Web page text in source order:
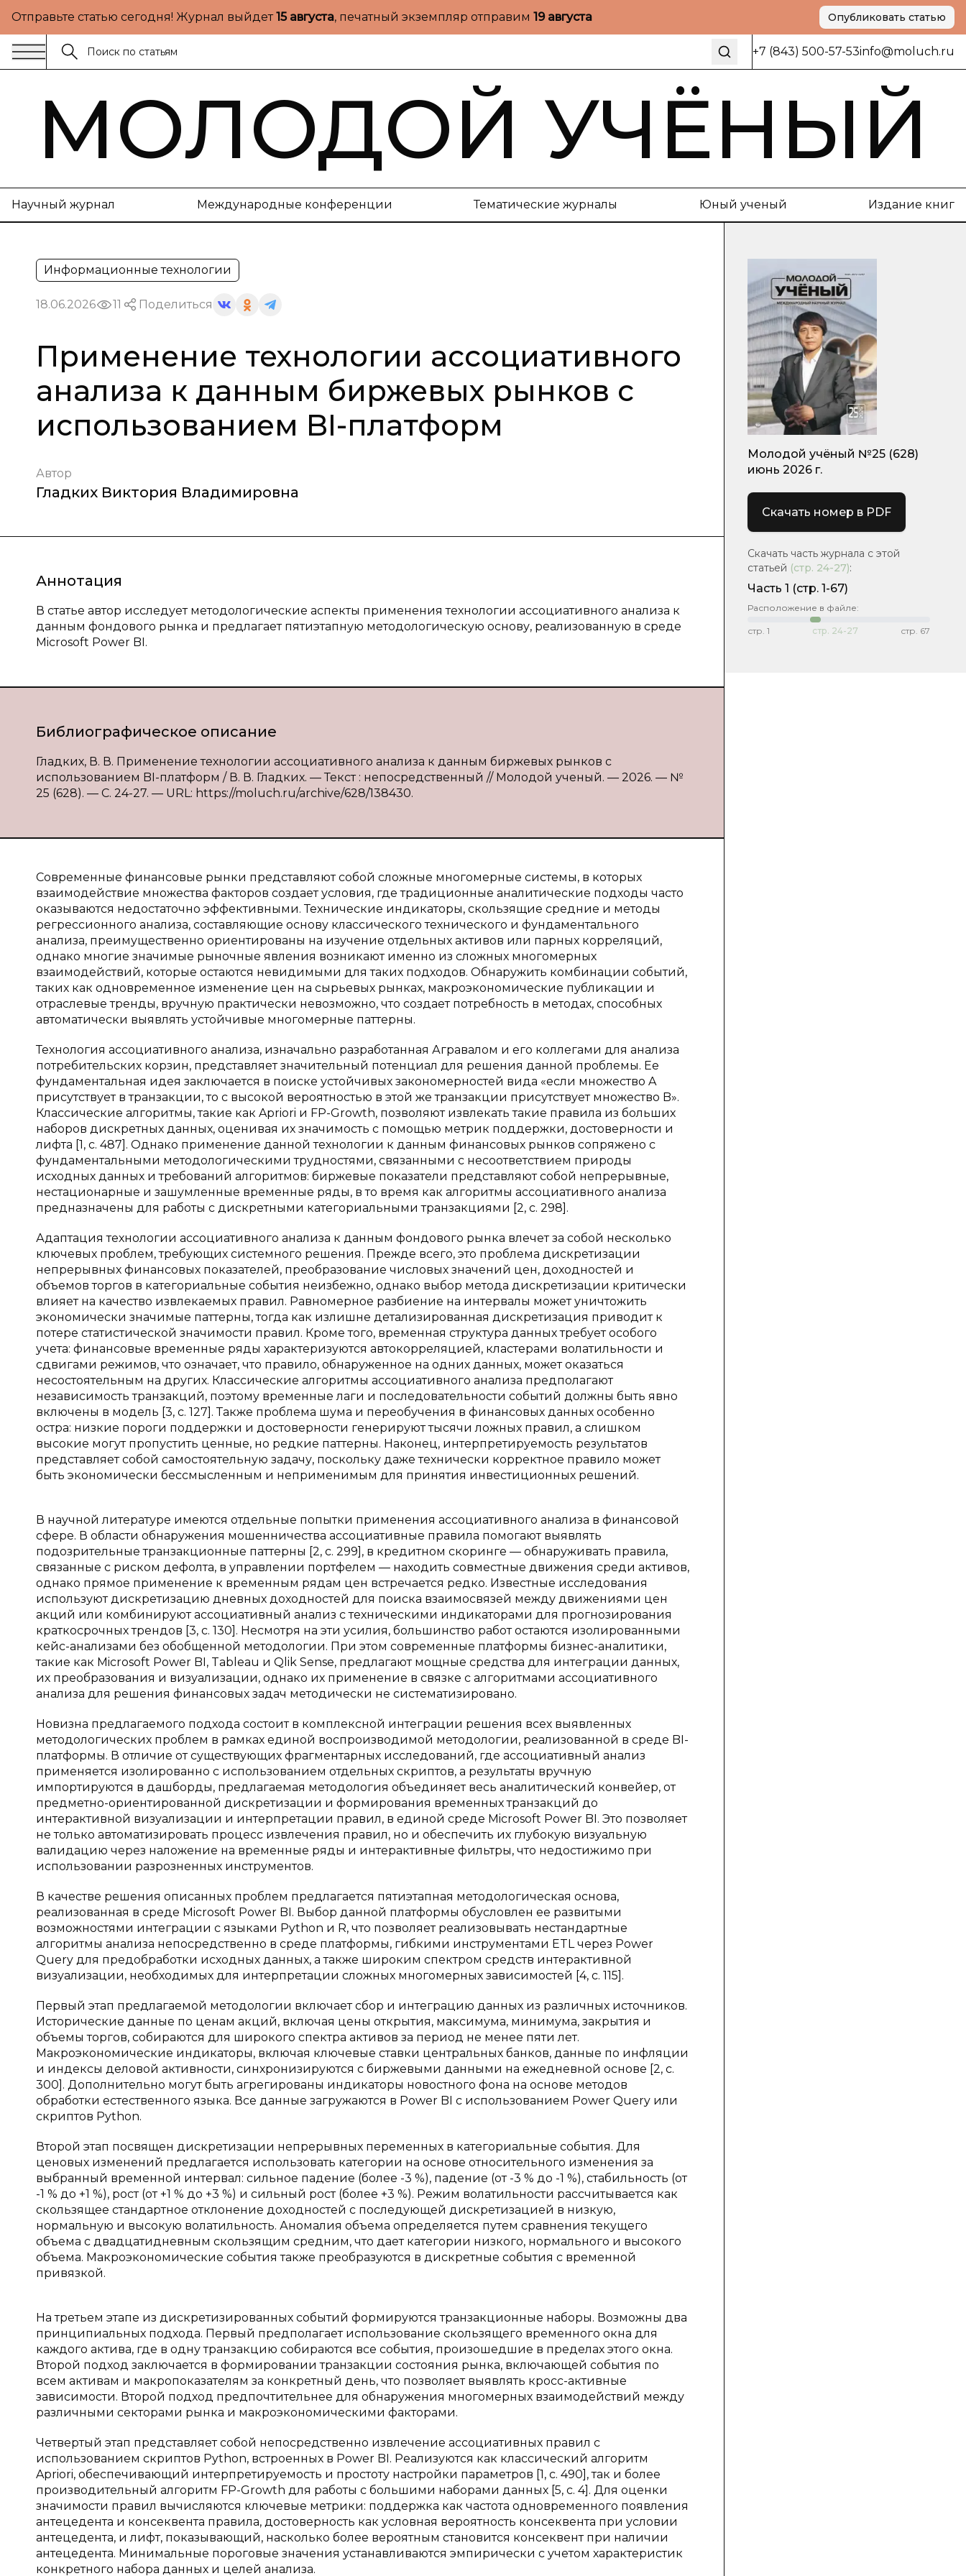
Отправьте статью сегодня! Журнал выйдет15 августа, печатный экземпляр отправим 19 августа Опубликовать статью
+7 (843) 500-57-53info@moluch.ru
МОЛОДОЙ УЧЁНЫЙ
Научный журнал Международные конференции Тематические журналы Юный ученый Издание книг
Информационные технологии
18.06.2026 11 Поделиться
Применение технологии ассоциативного
анализа к данным биржевых рынков с
использованием BI-платформ
Автор
Гладких Виктория Владимировна
Аннотация
В статье автор исследует методологические аспекты применения технологии ассоциативного анализа к
данным фондового рынка и предлагает пятиэтапную методологическую основу, реализованную в среде
Microsoft Power BI.
Библиографическое описание
Гладких, В. В. Применение технологии ассоциативного анализа к данным биржевых рынков с
использованием BI-платформ / В. В. Гладких. — Текст : непосредственный // Молодой ученый. — 2026. — №
25 (628). — С. 24-27. — URL: https://moluch.ru/archive/628/138430.
Современные финансовые рынки представляют собой сложные многомерные системы, в которых
взаимодействие множества факторов создает условия, где традиционные аналитические подходы часто
оказываются недостаточно эффективными. Технические индикаторы, скользящие средние и методы
регрессионного анализа, составляющие основу классического технического и фундаментального
анализа, преимущественно ориентированы на изучение отдельных активов или парных корреляций,
однако многие значимые рыночные явления возникают именно из сложных многомерных
взаимодействий, которые остаются невидимыми для таких подходов. Обнаружить комбинации событий,
таких как одновременное изменение цен на сырьевых рынках, макроэкономические публикации и
отраслевые тренды, вручную практически невозможно, что создает потребность в методах, способных
автоматически выявлять устойчивые многомерные паттерны.
Технология ассоциативного анализа, изначально разработанная Агравалом и его коллегами для анализа
потребительских корзин, представляет значительный потенциал для решения данной проблемы. Ее
фундаментальная идея заключается в поиске устойчивых закономерностей вида «если множество A
присутствует в транзакции, то с высокой вероятностью в этой же транзакции присутствует множество B».
Классические алгоритмы, такие как Apriori и FP-Growth, позволяют извлекать такие правила из больших
наборов дискретных данных, оценивая их значимость с помощью метрик поддержки, достоверности и
лифта [1, с. 487]. Однако применение данной технологии к данным финансовых рынков сопряжено с
фундаментальными методологическими трудностями, связанными с несоответствием природы
исходных данных и требований алгоритмов: биржевые показатели представляют собой непрерывные,
нестационарные и зашумленные временные ряды, в то время как алгоритмы ассоциативного анализа
предназначены для работы с дискретными категориальными транзакциями [2, с. 298].
Адаптация технологии ассоциативного анализа к данным фондового рынка влечет за собой несколько
ключевых проблем, требующих системного решения. Прежде всего, это проблема дискретизации
непрерывных финансовых показателей, преобразование числовых значений цен, доходностей и
объемов торгов в категориальные события неизбежно, однако выбор метода дискретизации критически
влияет на качество извлекаемых правил. Равномерное разбиение на интервалы может уничтожить
экономически значимые паттерны, тогда как излишне детализированная дискретизация приводит к
потере статистической значимости правил. Кроме того, временная структура данных требует особого
учета: финансовые временные ряды характеризуются автокорреляцией, кластерами волатильности и
сдвигами режимов, что означает, что правило, обнаруженное на одних данных, может оказаться
несостоятельным на других. Классические алгоритмы ассоциативного анализа предполагают
независимость транзакций, поэтому временные лаги и последовательности событий должны быть явно
включены в модель [3, с. 127]. Также проблема шума и переобучения в финансовых данных особенно
остра: низкие пороги поддержки и достоверности генерируют тысячи ложных правил, а слишком
высокие могут пропустить ценные, но редкие паттерны. Наконец, интерпретируемость результатов
представляет собой самостоятельную задачу, поскольку даже технически корректное правило может
быть экономически бессмысленным и неприменимым для принятия инвестиционных решений.
В научной литературе имеются отдельные попытки применения ассоциативного анализа в финансовой
сфере. В области обнаружения мошенничества ассоциативные правила помогают выявлять
подозрительные транзакционные паттерны [2, с. 299], в кредитном скоринге — обнаруживать правила,
связанные с риском дефолта, в управлении портфелем — находить совместные движения среди активов,
однако прямое применение к временным рядам цен встречается редко. Известные исследования
используют дискретизацию дневных доходностей для поиска взаимосвязей между движениями цен
акций или комбинируют ассоциативный анализ с техническими индикаторами для прогнозирования
краткосрочных трендов [3, с. 130]. Несмотря на эти усилия, большинство работ остаются изолированными
кейс-анализами без обобщенной методологии. При этом современные платформы бизнес-аналитики,
такие как Microsoft Power BI, Tableau и Qlik Sense, предлагают мощные средства для интеграции данных,
их преобразования и визуализации, однако их применение в связке с алгоритмами ассоциативного
анализа для решения финансовых задач методически не систематизировано.
Новизна предлагаемого подхода состоит в комплексной интеграции решения всех выявленных
методологических проблем в рамках единой воспроизводимой методологии, реализованной в среде BI-
платформы. В отличие от существующих фрагментарных исследований, где ассоциативный анализ
применяется изолированно с использованием отдельных скриптов, а результаты вручную
импортируются в дашборды, предлагаемая методология объединяет весь аналитический конвейер, от
предметно-ориентированной дискретизации и формирования временных транзакций до
интерактивной визуализации и интерпретации правил, в единой среде Microsoft Power BI. Это позволяет
не только автоматизировать процесс извлечения правил, но и обеспечить их глубокую визуальную
валидацию через наложение на временные ряды и интерактивные фильтры, что недостижимо при
использовании разрозненных инструментов.
В качестве решения описанных проблем предлагается пятиэтапная методологическая основа,
реализованная в среде Microsoft Power BI. Выбор данной платформы обусловлен ее развитыми
возможностями интеграции с языками Python и R, что позволяет реализовывать нестандартные
алгоритмы анализа непосредственно в среде платформы, гибкими инструментами ETL через Power
Query для предобработки исходных данных, а также широким спектром средств интерактивной
визуализации, необходимых для интерпретации сложных многомерных зависимостей [4, с. 115].
Первый этап предлагаемой методологии включает сбор и интеграцию данных из различных источников.
Исторические данные по ценам акций, включая цены открытия, максимума, минимума, закрытия и
объемы торгов, собираются для широкого спектра активов за период не менее пяти лет.
Макроэкономические индикаторы, включая ключевые ставки центральных банков, данные по инфляции
и индексы деловой активности, синхронизируются с биржевыми данными на ежедневной основе [2, с.
300]. Дополнительно могут быть агрегированы индикаторы новостного фона на основе методов
обработки естественного языка. Все данные загружаются в Power BI с использованием Power Query или
скриптов Python.
Второй этап посвящен дискретизации непрерывных переменных в категориальные события. Для
ценовых изменений предлагается использовать категории на основе относительного изменения за
выбранный временной интервал: сильное падение (более -3 %), падение (от -3 % до -1 %), стабильность (от
-1 % до +1 %), рост (от +1 % до +3 %) и сильный рост (более +3 %). Режим волатильности рассчитывается как
скользящее стандартное отклонение доходностей с последующей дискретизацией в низкую,
нормальную и высокую волатильность. Аномалия объема определяется путем сравнения текущего
объема с двадцатидневным скользящим средним, что дает категории низкого, нормального и высокого
объема. Макроэкономические события также преобразуются в дискретные события с временной
привязкой.
На третьем этапе из дискретизированных событий формируются транзакционные наборы. Возможны два
принципиальных подхода. Первый предполагает использование скользящего временного окна для
каждого актива, где в одну транзакцию собираются все события, произошедшие в пределах этого окна.
Второй подход заключается в формировании транзакции состояния рынка, включающей события по
всем активам и макропоказателям за конкретный день, что позволяет выявлять кросс-активные
зависимости. Второй подход предпочтительнее для обнаружения многомерных взаимодействий между
различными секторами рынка и макроэкономическими факторами.
Четвертый этап представляет собой непосредственно извлечение ассоциативных правил с
использованием скриптов Python, встроенных в Power BI. Реализуются как классический алгоритм
Apriori, обеспечивающий интерпретируемость и простоту настройки параметров [1, с. 490], так и более
производительный алгоритм FP-Growth для работы с большими наборами данных [5, с. 4]. Для оценки
значимости правил вычисляются ключевые метрики: поддержка как частота одновременного появления
антецедента и консеквента правила, достоверность как условная вероятность консеквента при условии
антецедента, и лифт, показывающий, насколько более вероятным становится консеквент при наличии
антецедента. Минимальные пороговые значения устанавливаются эмпирически с учетом характеристик
конкретного набора данных и целей анализа.
Молодой учёный №25 (628)
июнь 2026 г.
Скачать номер в PDF
Скачать часть журнала с этой
статьей (стр. 24-27):
Часть 1 (стр. 1-67)
Расположение в файле:
стр. 1 стр. 24-27 стр. 67